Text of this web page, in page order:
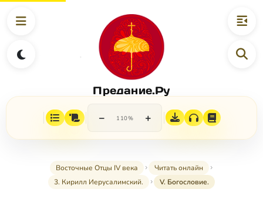
Предание.Ру
− 110% +
Восточные Отцы IV века
Читать онлайн
3. Кирилл Иерусалимский.
V. Богословие.